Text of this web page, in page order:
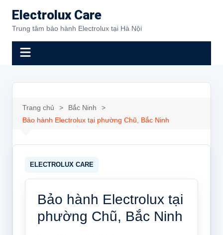
đến
phần
Electrolux Care
Trung tâm bảo hành Electrolux tại Hà Nội
Trang chủ
Bắc Ninh
Bảo hành Electrolux tại phường Chũ, Bắc Ninh
Bảo hành Electrolux tại
phường Chũ, Bắc Ninh